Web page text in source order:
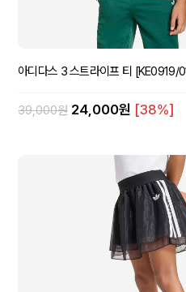
아디다스 3 스트라이프 티 [KE0919/
39,000원 24,000원 [38%]